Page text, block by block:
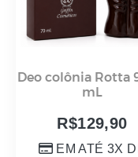
Deo colônia Rotta
mL
R$129,90
EM ATÉ 3X